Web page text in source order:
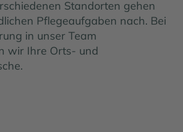
Standorten gehen
Pflegeaufgaben nach. Bei
in unser Team
wir Ihre Orts- und